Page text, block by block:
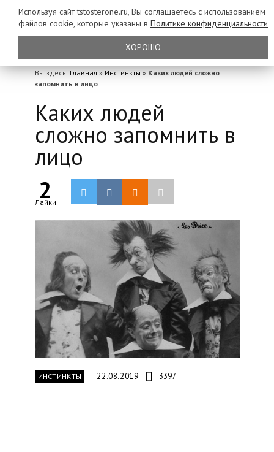
Вы здесь: Главная » Инстинкты » Каких людей сложно
запомнить в лицо
Каких людей
сложно запомнить в
лицо
2
Лайки
ИНСТИНКТЫ 22.08.2019 3397
Используя сайт tstosterone.ru, Вы соглашаетесь с использованием
файлов cookie, которые указаны в Политике конфиденциальности
ХОРОШО